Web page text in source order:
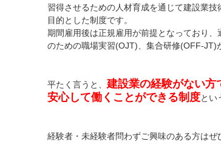
習得させるための人材育成を通じて建設業
目的とした制度です。
期間雇用後は正規雇用が前提となっており
のための職場実習(OJT)、集合研修(OFF-JT)
平たく言うと、 建設業の経験がない方
安心して働くことができる制度とい
経験者・未経験者問わずご興味のある方はぜ